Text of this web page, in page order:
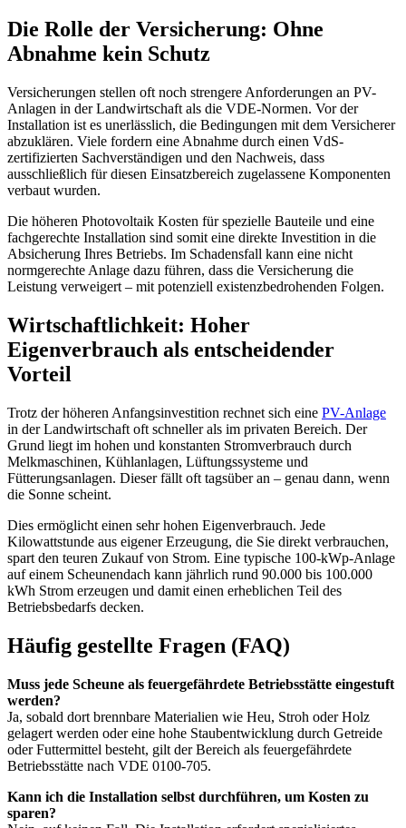
Die Rolle der Versicherung: Ohne
Abnahme kein Schutz
Versicherungen stellen oft noch strengere Anforderungen an PV-
Anlagen in der Landwirtschaft als die VDE-Normen. Vor der
Installation ist es unerlässlich, die Bedingungen mit dem Versicherer
abzuklären. Viele fordern eine Abnahme durch einen VdS-
zertifizierten Sachverständigen und den Nachweis, dass
ausschließlich für diesen Einsatzbereich zugelassene Komponenten
verbaut wurden.
Die höheren Photovoltaik Kosten für spezielle Bauteile und eine
fachgerechte Installation sind somit eine direkte Investition in die
Absicherung Ihres Betriebs. Im Schadensfall kann eine nicht
normgerechte Anlage dazu führen, dass die Versicherung die
Leistung verweigert – mit potenziell existenzbedrohenden Folgen.
Wirtschaftlichkeit: Hoher
Eigenverbrauch als entscheidender
Vorteil
Trotz der höheren Anfangsinvestition rechnet sich eine PV-Anlage
in der Landwirtschaft oft schneller als im privaten Bereich. Der
Grund liegt im hohen und konstanten Stromverbrauch durch
Melkmaschinen, Kühlanlagen, Lüftungssysteme und
Fütterungsanlagen. Dieser fällt oft tagsüber an – genau dann, wenn
die Sonne scheint.
Dies ermöglicht einen sehr hohen Eigenverbrauch. Jede
Kilowattstunde aus eigener Erzeugung, die Sie direkt verbrauchen,
spart den teuren Zukauf von Strom. Eine typische 100-kWp-Anlage
auf einem Scheunendach kann jährlich rund 90.000 bis 100.000
kWh Strom erzeugen und damit einen erheblichen Teil des
Betriebsbedarfs decken.
Häufig gestellte Fragen (FAQ)
Muss jede Scheune als feuergefährdete Betriebsstätte eingestuft
werden?
Ja, sobald dort brennbare Materialien wie Heu, Stroh oder Holz
gelagert werden oder eine hohe Staubentwicklung durch Getreide
oder Futtermittel besteht, gilt der Bereich als feuergefährdete
Betriebsstätte nach VDE 0100-705.
Kann ich die Installation selbst durchführen, um Kosten zu
sparen?